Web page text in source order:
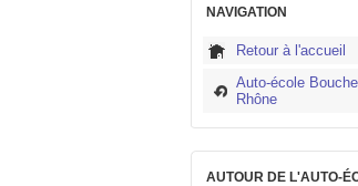
NAVIGATION
Retour à l'accueil
Auto-école
Rhône
AUTOUR DE L'AUTO-